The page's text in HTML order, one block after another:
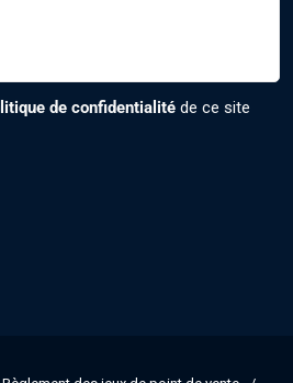
de confidentialité de ce site